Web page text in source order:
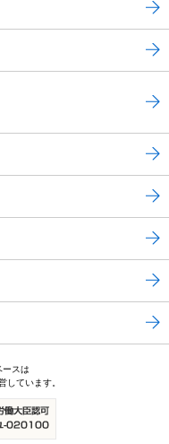
ースは
しています。